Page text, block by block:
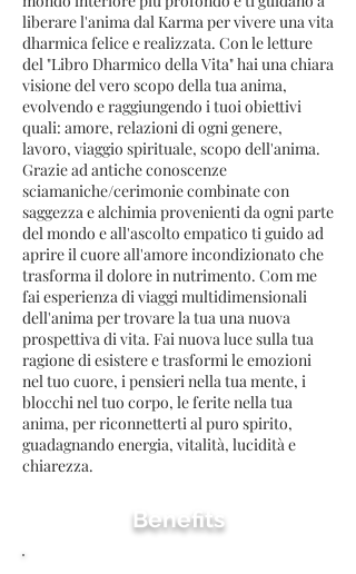
liberare l'anima dal Karma per vivere una vita
dharmica felice e realizzata. Con le letture
del "Libro Dharmico della Vita" hai una chiara
visione del vero scopo della tua anima,
evolvendo e raggiungendo i tuoi obiettivi
quali: amore, relazioni di ogni genere,
lavoro, viaggio spirituale, scopo dell'anima.
Grazie ad antiche conoscenze
sciamaniche/cerimonie combinate con
saggezza e alchimia provenienti da ogni parte
del mondo e all'ascolto empatico ti guido ad
aprire il cuore all'amore incondizionato che
trasforma il dolore in nutrimento. Com me
fai esperienza di viaggi multidimensionali
dell'anima per trovare la tua una nuova
prospettiva di vita. Fai nuova luce sulla tua
ragione di esistere e trasformi le emozioni
nel tuo cuore, i pensieri nella tua mente, i
blocchi nel tuo corpo, le ferite nella tua
anima, per riconnetterti al puro spirito,
guadagnando energia, vitalità, lucidità e
chiarezza.
Benefits